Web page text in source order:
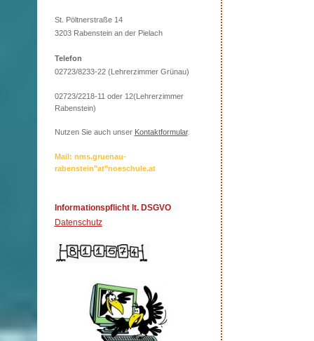
St. Pöltnerstraße 14
3203 Rabenstein an der Pielach
Telefon
02723/8233-22 (Lehrerzimmer Grünau)
02723/2218-11 oder 12(Lehrerzimmer
Rabenstein)
Nutzen Sie auch unser Kontaktformular.
Mail: nms.gruenau-
rabenstein"at"noeschule.at
Informationspflicht lt. DSGVO
Datenschutz